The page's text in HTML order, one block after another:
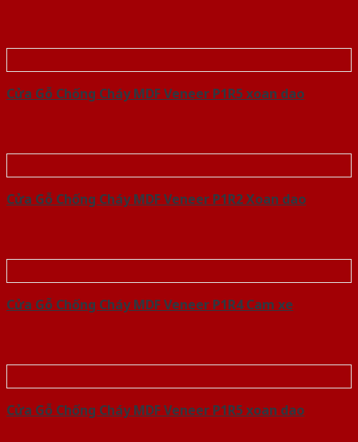
Cửa Gỗ Chống Cháy MDF Veneer P1R5 xoan dao
Cửa Gỗ Chống Cháy MDF Veneer P1R2 Xoan dao
Cửa Gỗ Chống Cháy MDF Veneer P1R4 Cam xe
Cửa Gỗ Chống Cháy MDF Veneer P1R5 xoan dao